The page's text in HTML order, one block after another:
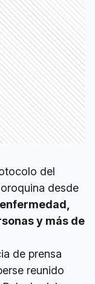
del
desde
y más de
de prensa
reunido